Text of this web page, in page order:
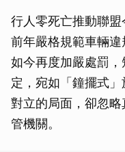
行人零死亡推動聯
前年嚴格規範車輛違
如今再度加嚴處罰
定，宛如「鐘擺式
對立的局面，卻忽
管機關。